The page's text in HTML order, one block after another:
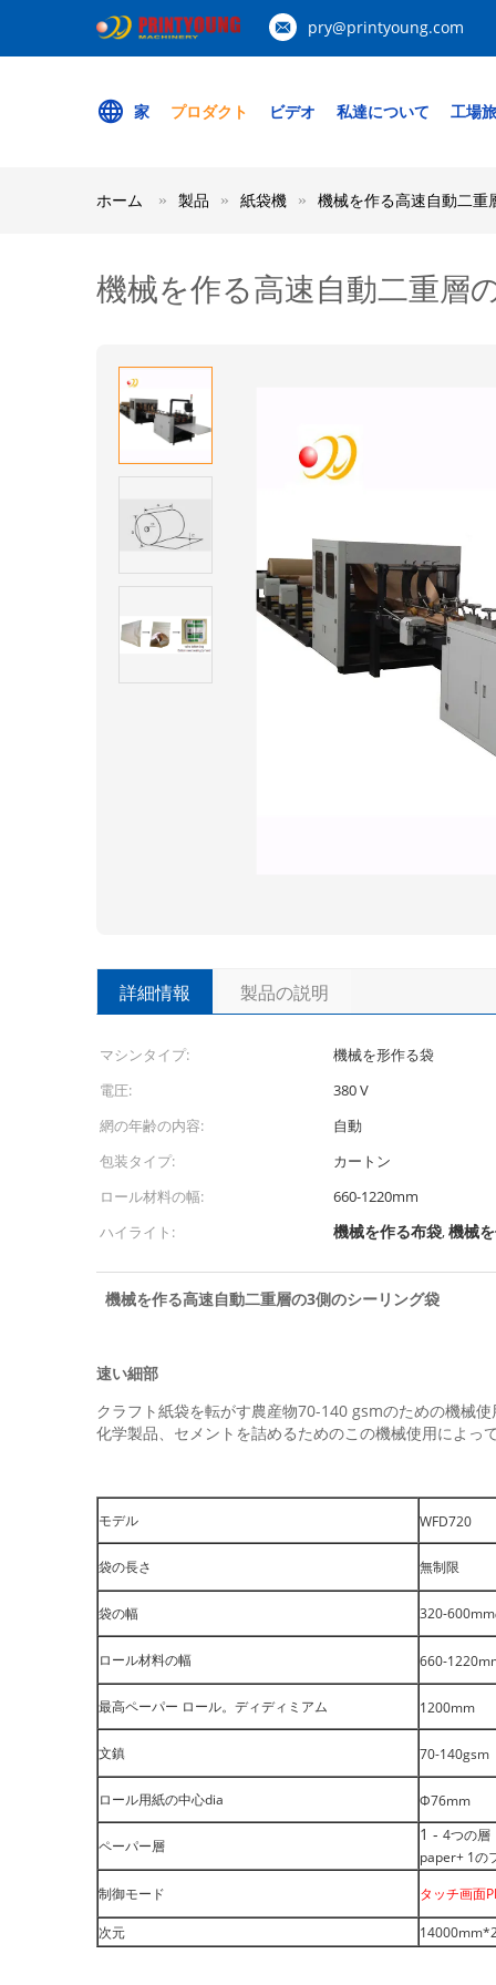
pry@printyoung.com
家 プロダクト ビデオ 私達について 工場
ホーム 製品 紙袋機 機械を作る高速自動二重
機械を作る高速自動二重層
詳細情報 製品の説明
マシンタイプ:
機械を形作る袋
電圧:
380 V
網の年齢の内容:
自動
包装タイプ:
カートン
ロール材料の幅:
660-1220mm
ハイライト:
機械を作る布袋,機械
機械を作る高速自動二重層の3側のシーリング袋
速い細部
クラフト紙袋を転がす農産物70-140 gsmのための機械
化学製品、セメントを詰めるためのこの機械使用によっ
モデル WFD720
袋の長さ 無制限
袋の幅 320-
ロール材料の幅 660-
最高ペーパー ロール。ディディミアム 1200mm
文鎮 70-140gsm
ロール用紙の中心dia Ф76mm
ペーパー層
1 - 4つの層
paper+ 1の
制御モード
タッチ画面
次元